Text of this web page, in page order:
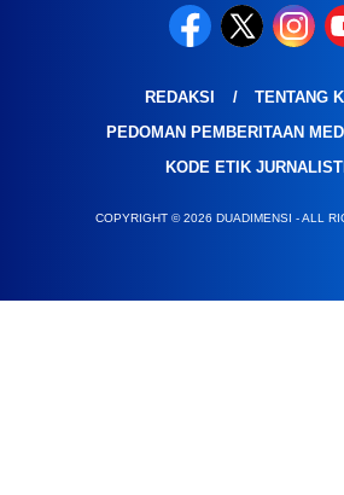
REDAKSI
TENTANG
PEDOMAN PEMBERITAAN
KODE ETIK
COPYRIGHT © 2026 DUADIMENSI - ALL